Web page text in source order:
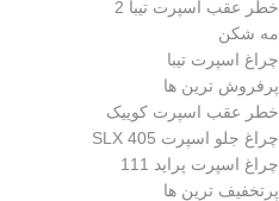
خطر عقب اسپرت تیبا 2
مه شکن
چراغ اسپرت تیبا
پرفروش ترین ها
خطر عقب اسپرت کوییک
چراغ جلو اسپرت 405 SLX
چراغ اسپرت پراید 111
پرتخفیف ترین ها